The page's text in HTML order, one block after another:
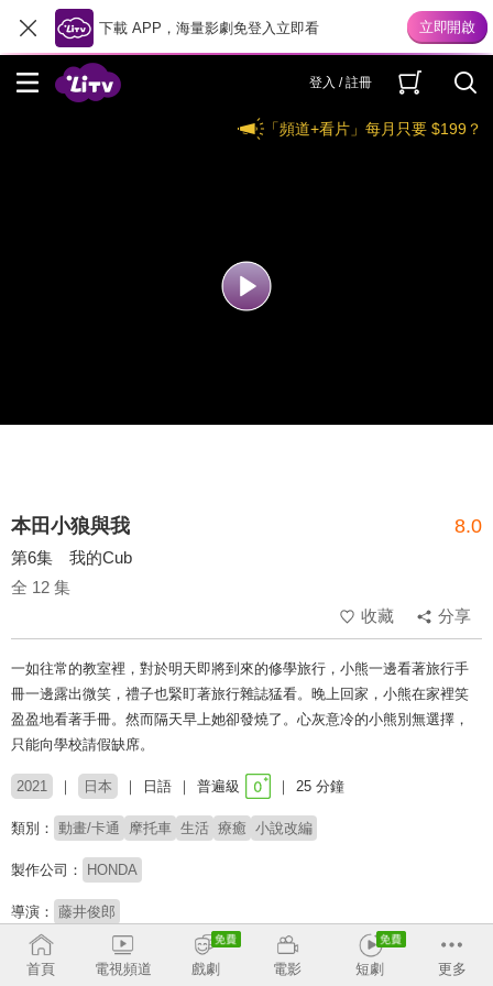
下載 APP，海量影劇免登入立即看
登入 / 註冊
「頻道+看片」每月只要 $199？
本田小狼與我 8.0
第6集 我的Cub
全 12 集
收藏
分享
一如往常的教室裡，對於明天即將到來的修學旅行，小熊一邊看著旅行手
冊一邊露出微笑，禮子也緊盯著旅行雜誌猛看。晚上回家，小熊在家裡笑
盈盈地看著手冊。然而隔天早上她卻發燒了。心灰意冷的小熊別無選擇，
只能向學校請假缺席。
2021 日本 日語 普遍級 25 分鐘
類別： 動畫/卡通 摩托車 生活 療癒 小說改編
製作公司： HONDA
導演： 藤井俊郎
配音： 七瀬彩夏
日岡夏美
首頁
電視頻道 戲劇 電影 短劇 更多